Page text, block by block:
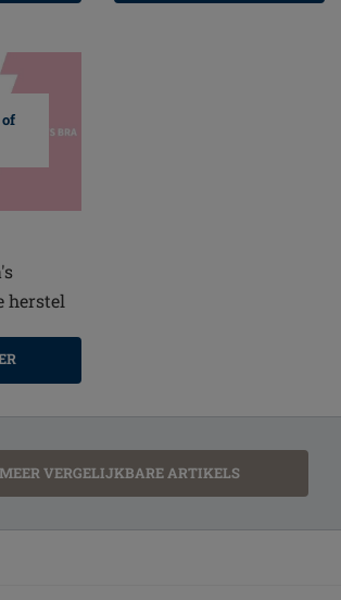
herstel
VERGELIJKBARE ARTIKELS